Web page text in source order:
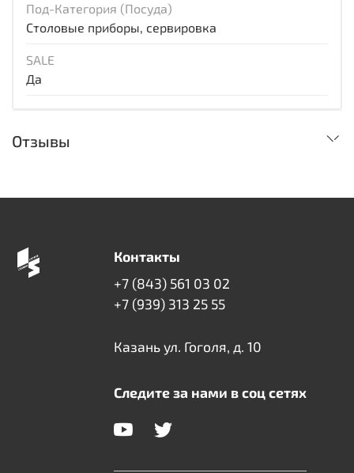
Под-Категория (Посуда)
Столовые приборы, сервировка
SALE
Да
Отзывы
Контакты
+7 (843) 561 03 02
+7 (939) 313 25 55
Казань ул. Гоголя, д. 10
Следите за нами в соц сетях